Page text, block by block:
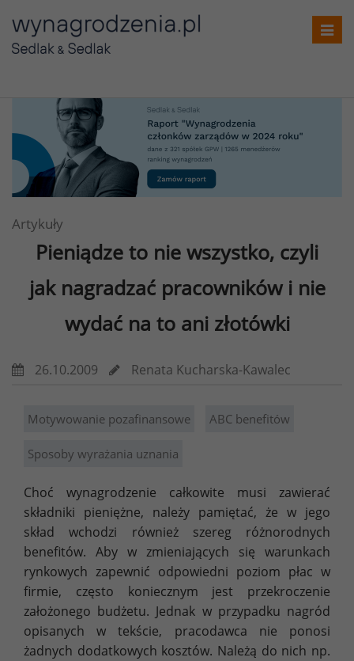
Artykuły
Pieniądze to nie wszystko, czyli
jak nagradzać pracowników i nie
wydać na to ani złotówki
26.10.2009 Renata Kucharska-Kawalec
Motywowanie pozafinansowe ABC benefitów
Sposoby wyrażania uznania
Choć wynagrodzenie całkowite musi zawierać
składniki pieniężne, należy pamiętać, że w jego
skład wchodzi również szereg różnorodnych
benefitów. Aby w zmieniających się warunkach
rynkowych zapewnić odpowiedni poziom płac w
firmie, często koniecznym jest przekroczenie
założonego budżetu. Jednak w przypadku nagród
opisanych w tekście, pracodawca nie ponosi
żadnych dodatkowych kosztów. Należą do nich np.